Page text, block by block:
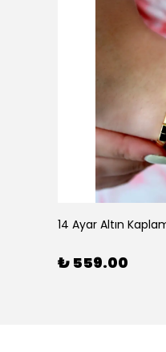
₺ 559.00